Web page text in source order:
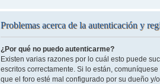
Problemas acerca de la autenticación y
¿Por qué no puedo autenticarme?
Existen varias razones por lo cuál esto puede
escritos correctamente. Si lo están,
que el foro esté mal configurado por su dueño